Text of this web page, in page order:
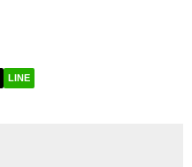
LINE